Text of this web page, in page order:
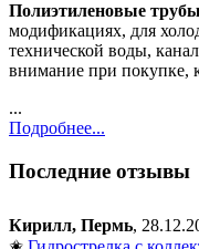
Полиэтиленовые трубы
модификациях, для
технической воды,
внимание при покупке,
...
Подробнее...
Последние отзывы
Кирилл, Пермь,